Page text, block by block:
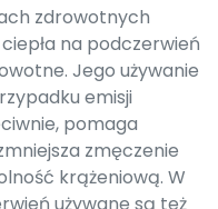
zdrowotnych
na podczerwień
Jego używanie
emisji
pomaga
zmęczenie
krążeniową. W